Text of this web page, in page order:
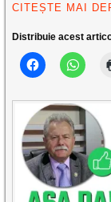
CITEȘTE MAI
Distribuie acest